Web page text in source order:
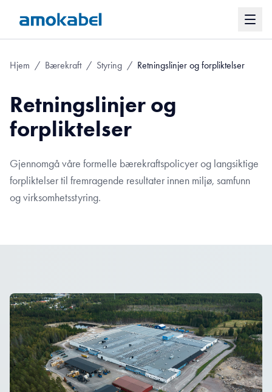
Hjem / Bærekraft / Styring / Retningslinjer og forpliktelser
Retningslinjer og
forpliktelser
Gjennomgå våre formelle bærekraftspolicyer og langsiktige
forpliktelser til fremragende resultater innen miljø, samfunn
og virksomhetsstyring.